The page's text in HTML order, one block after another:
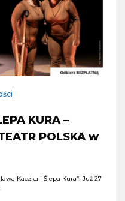
KURA –
POLSKA w
Kaczka i Ślepa Kura”! Już 27